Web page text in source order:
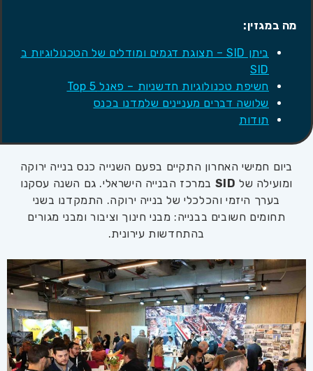
מה במגזין:
ביתן SID – תצוגת דגמים ומודלים של הטכנולוגיות ב
SID
חשיפת טכנולוגיות חדשניות – פאנל Top 5
שלושה דברים מעניינים שלמדנו בכנס
תודות
ביום חמישי האחרון התקיים בפעם השנייה כנס בנייה ירוקה
ומועילה של SID במרכז הבנייה הישראלי. גם השנה עסקנו
בערך היזמי והכלכלי של בנייה ירוקה. התמקדנו בשני
תחומים חשובים בבנייה: מבני חינוך וציבור ומבני מגורים
בהתחדשות עירונית.